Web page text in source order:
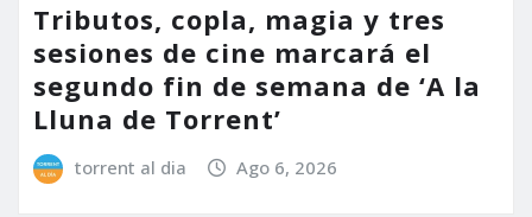
Tributos, copla, magia y tres
sesiones de cine marcará el
segundo fin de semana de ‘A la
Lluna de Torrent’
torrent al dia Ago 6, 2026